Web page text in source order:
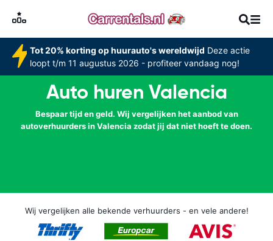
Tot 20% korting op huurauto's wereldwijd Deze actie
loopt t/m 11 augustus 2026 - profiteer vandaag nog!
Auto huren Valencia
Bespaar tijd en geld. Wij vergelijken het aanbod van
autoverhuurders in Valencia zodat jij dat niet hoeft te doen.
Wij vergelijken alle bekende verhuurders - en vele andere!